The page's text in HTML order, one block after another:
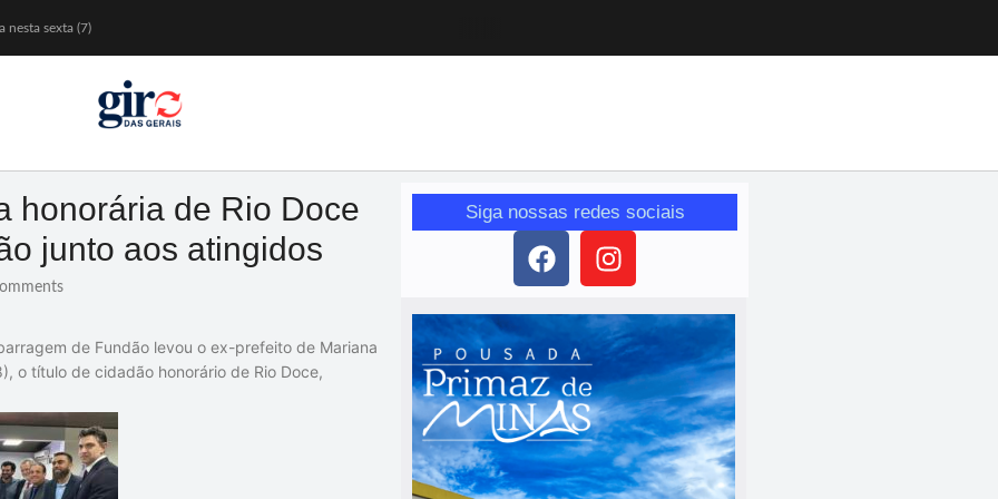
nesta sexta (7)
honorária de Rio Doce
junto aos atingidos
de Fundão levou o ex-prefeito de Mariana
o título de cidadão honorário de Rio Doce,
Siga nossas redes sociais